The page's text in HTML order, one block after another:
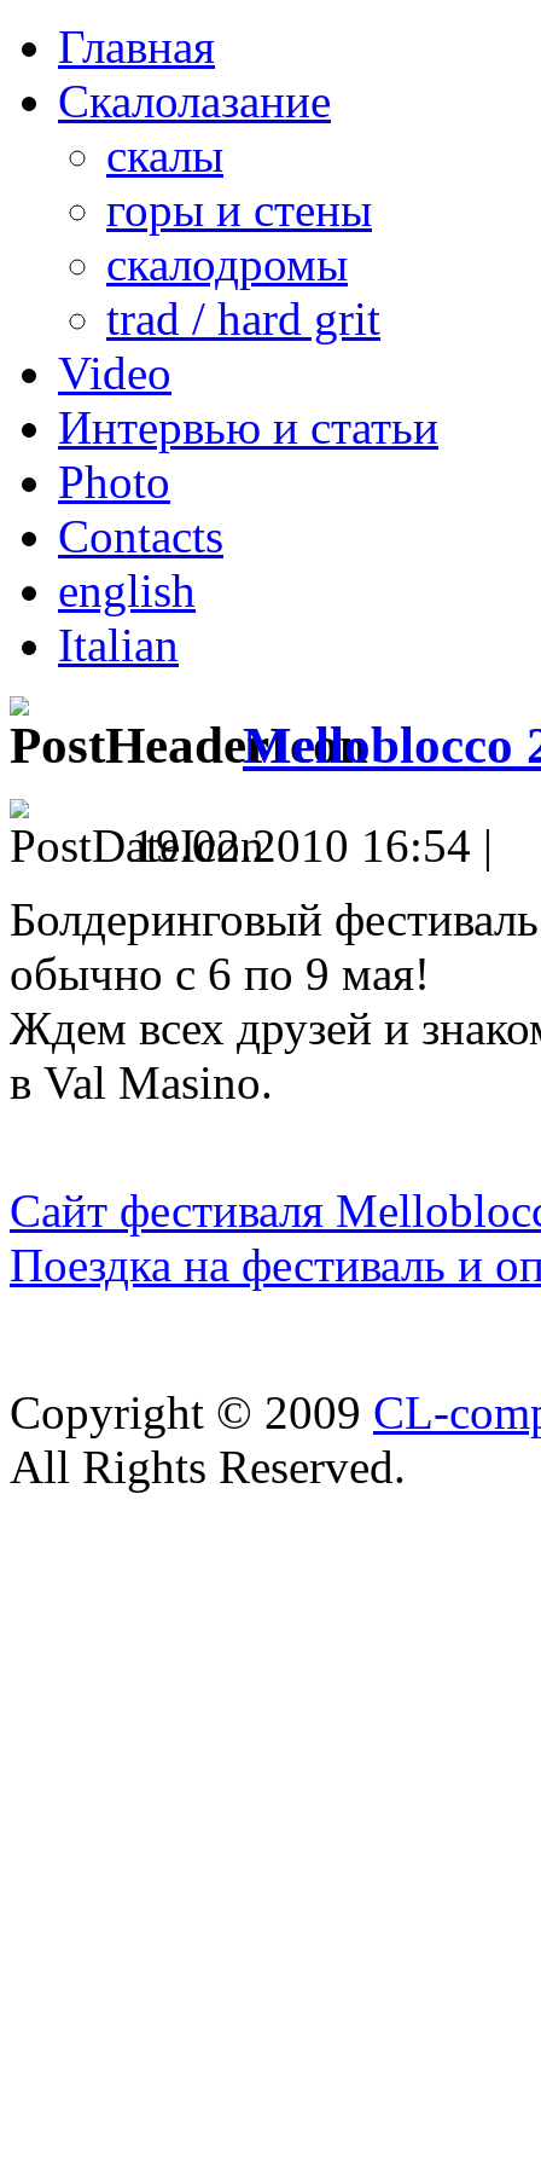
Главная
Скалолазание
скалы
горы и стены
скалодромы
trad / hard grit
Video
Интервью и статьи
Photo
Contacts
english
Italian
Melloblocco
19.02.2010 16:54 |
Болдеринговый
обычно с 6 по 9 мая!
Ждем всех друзей и
в Val Masino.
Сайт фестиваля
Поездка на фестиваль и
Copyright © 2009 CL-
All Rights Reserved.